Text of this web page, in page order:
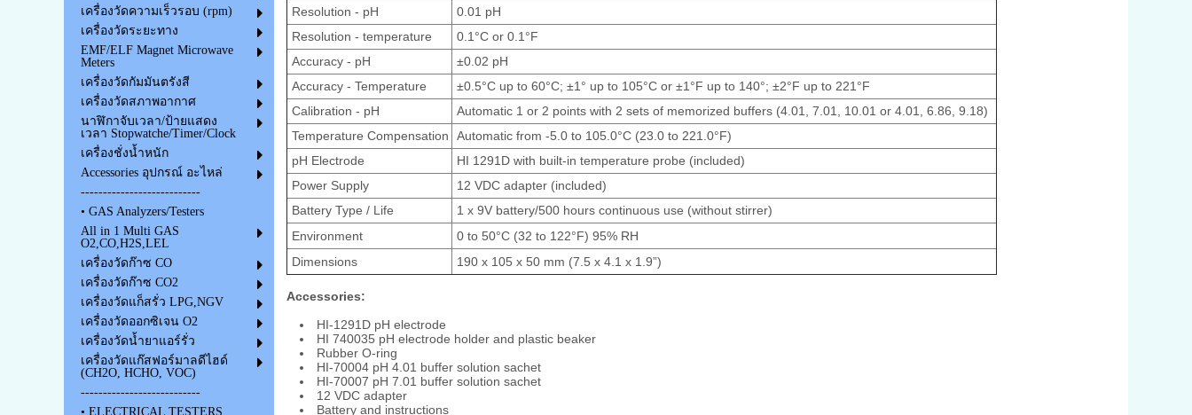
เครื่องวัดความเร็วรอบ (rpm)
เครื่องวัดระยะทาง
EMF/ELF Magnet Microwave
Meters
เครื่องวัดกัมมันตรังสี
เครื่องวัดสภาพอากาศ
นาฬิกาจับเวลา/ป้ายแสดง
เวลา Stopwatche/Timer/Clock
เครื่องชั่งน้ำหนัก
Accessories อุปกรณ์ อะไหล่
---------------------------
• GAS Analyzers/Testers
All in 1 Multi GAS
O2,CO,H2S,LEL
เครื่องวัดก๊าซ CO
เครื่องวัดก๊าซ CO2
เครื่องวัดแก็สรั่ว LPG,NGV
เครื่องวัดออกซิเจน O2
เครื่องวัดน้ำยาแอร์รั่ว
เครื่องวัดแก๊สฟอร์มาลดีไฮด์
(CH2O, HCHO, VOC)
---------------------------
• ELECTRICAL TESTERS
Resolution - pH
0.01 pH
Resolution - temperature
0.1°C or 0.1°F
Accuracy - pH
±0.02 pH
Accuracy - Temperature
±0.5°C up to 60°C; ±1° up to 105°C or ±1°F up to 140°; ±2°F up to 221°F
Calibration - pH
Automatic 1 or 2 points with 2 sets of memorized buffers (4.01, 7.01, 10.01 or 4.01, 6.86, 9.18)
Temperature Compensation
Automatic from -5.0 to 105.0°C (23.0 to 221.0°F)
pH Electrode
HI 1291D with built-in temperature probe (included)
Power Supply
12 VDC adapter (included)
Battery Type / Life
1 x 9V battery/500 hours continuous use (without stirrer)
Environment
0 to 50°C (32 to 122°F) 95% RH
Dimensions
190 x 105 x 50 mm (7.5 x 4.1 x 1.9”)
Accessories:
HI-1291D pH electrode
HI 740035 pH electrode holder and plastic beaker
Rubber O-ring
HI-70004 pH 4.01 buffer solution sachet
HI-70007 pH 7.01 buffer solution sachet
12 VDC adapter
Battery and instructions